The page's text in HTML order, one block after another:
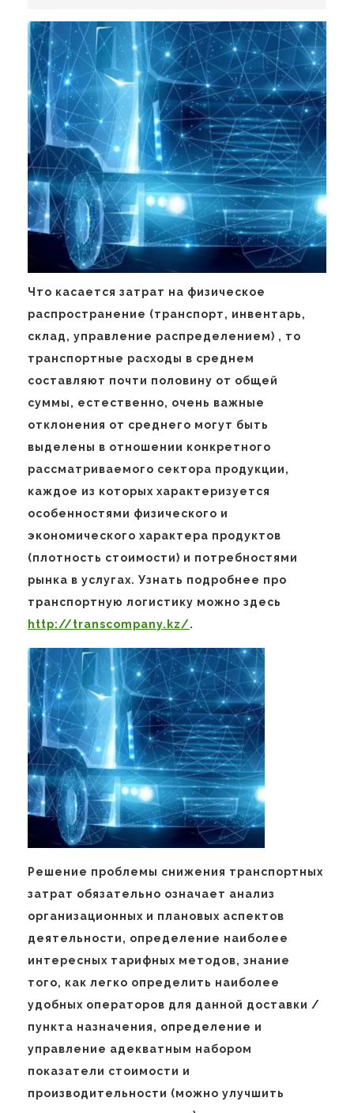
Что касается затрат на физическое
распространение (транспорт, инвентарь,
склад, управление распределением) , то
транспортные расходы в среднем
составляют почти половину от общей
суммы, естественно, очень важные
отклонения от среднего могут быть
выделены в отношении конкретного
рассматриваемого сектора продукции,
каждое из которых характеризуется
особенностями физического и
экономического характера продуктов
(плотность стоимости) и потребностями
рынка в услугах. Узнать подробнее про
транспортную логистику можно здесь
http://transcompany.kz/.
Решение проблемы снижения транспортных
затрат обязательно означает анализ
организационных и плановых аспектов
деятельности, определение наиболее
интересных тарифных методов, знание
того, как легко определить наиболее
удобных операторов для данной доставки /
пункта назначения, определение и
управление адекватным набором
показатели стоимости и
производительности (можно улучшить